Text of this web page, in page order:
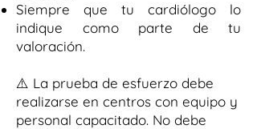
Siempre que tu cardiólogo lo
indique como parte de tu
valoración.
⚠️ La prueba de esfuerzo debe
realizarse en centros con equipo y
personal capacitado. No debe